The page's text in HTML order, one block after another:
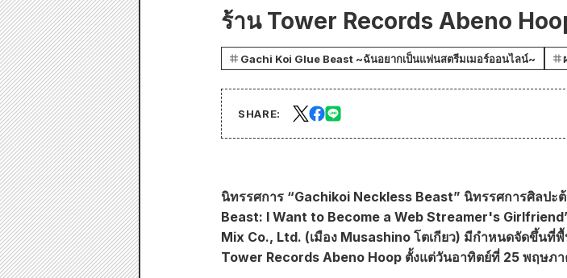
ร้าน Tower Records Abeno
Gachi Koi Glue Beast ~ฉันอยากเป็นแฟนสตรีมเมอร์ออนไลน์~
SHARE:
นิทรรศการ “Gachikoi Neckless Beast” นิทรรศการศิลปะ
Beast: I Want to Become a Web Streamer's
Mix Co., Ltd. (เมือง Musashino โตเกียว) มีกำหนดจัดขึ้นที่พื้
Tower Records Abeno Hoop ตั้งแต่วันอาทิตย์ที่ 25 พฤษภ